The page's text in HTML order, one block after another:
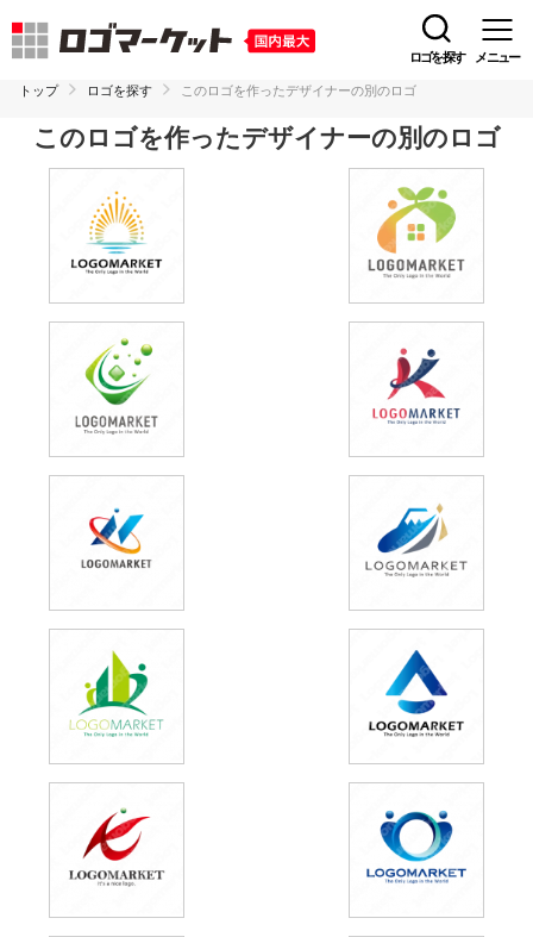
ロゴを探す メニュー
トップ ロゴを探す このロゴを作ったデザイナーの別のロゴ
このロゴを作ったデザイナーの別のロゴ